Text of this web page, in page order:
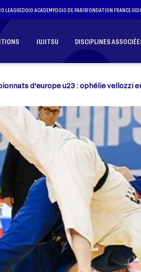
LEAGUEDOJO ACADEMYDOJO DE PARISFONDATION FRANCE
JUJITSU DISCIPLINES
d'europe u23 : ophélie vellozzi